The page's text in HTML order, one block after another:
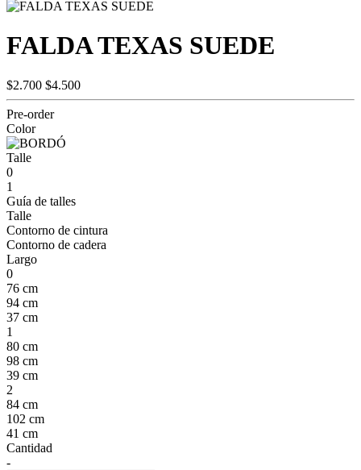
FALDA TEXAS SUEDE
$2.700 $4.500
Pre-order
Color
Talle
0
1
Guía de talles
Talle
Contorno de cintura
Contorno de cadera
Largo
0
76 cm
94 cm
37 cm
1
80 cm
98 cm
39 cm
2
84 cm
102 cm
41 cm
Cantidad
-